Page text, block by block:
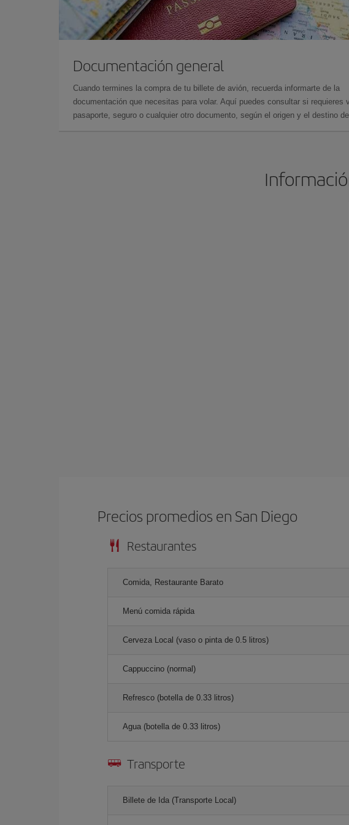
Documentación general
Cuando termines la compra de tu billete de avión, recuerda informarte de la
documentación que necesitas para volar. Aquí puedes consultar si requieres
pasaporte, seguro o cualquier otro documento, según el origen y el destino
Precios promedios en San Diego
Restaurantes
Comida, Restaurante Barato
Menú comida rápida
Cerveza Local (vaso o pinta de 0.5 litros)
Cappuccino (normal)
Refresco (botella de 0.33 litros)
Agua (botella de 0.33 litros)
Transporte
Billete de Ida (Transporte Local)